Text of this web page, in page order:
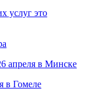
услуг это
апреля в Минске
в Гомеле